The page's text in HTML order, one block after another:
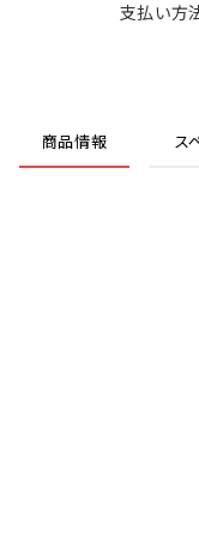
支払い方
商品情報 ス